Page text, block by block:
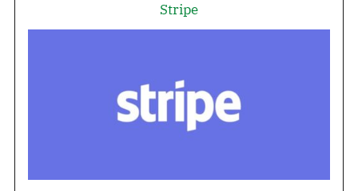
Stripe